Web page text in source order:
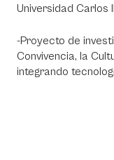
Universidad Carlos
-Proyecto de
Convivencia, la
integrando